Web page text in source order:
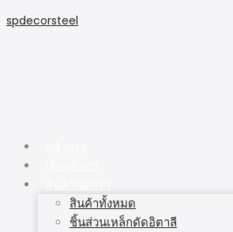
spdecorsteel
สินค้าทั้งหมด
ชิ้นส่วนเหล็กดัดอิตาลี